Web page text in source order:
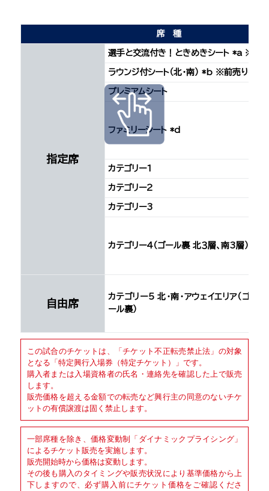
席種
指定席
選手と交流付き！ときめきシート *a ※前
ラウンジ付シート（北・南） *b ※前売りのみ
プレミアムシート
ファミリーシート *d
カテゴリー1
カテゴリー2
カテゴリー3
カテゴリー4（ゴール裏 北３層、南3層）
自由席
カテゴリー5 北・南・アウェイエリア（ゴ
ール裏）
この試合のチケットは、「チケット不正転売禁止法」の対象
となる「特定興行入場券（特定チケット）」です。
購入者または入場資格者の氏名・連絡先を確認した上で販売
します。
販売価格を超える金額での転売など興行主の同意のないチケ
ットの有償譲渡は固く禁止します。
一部席種を除き、価格変動制「ダイナミックプライシング」
によるチケット販売を実施します。
販売開始時から価格は変動します。
その後も購入のタイミングや販売状況により基準価格から上
下しますので、必ず購入前にチケット価格をご確認くださ